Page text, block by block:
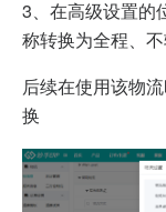
3、在高级设置的
称转换为全程、不
后续在使用该物
换